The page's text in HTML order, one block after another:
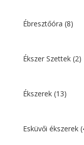
Ébresztőóra (8)
Ékszer Szettek (2)
Ékszerek (13)
Esküvői ékszerek